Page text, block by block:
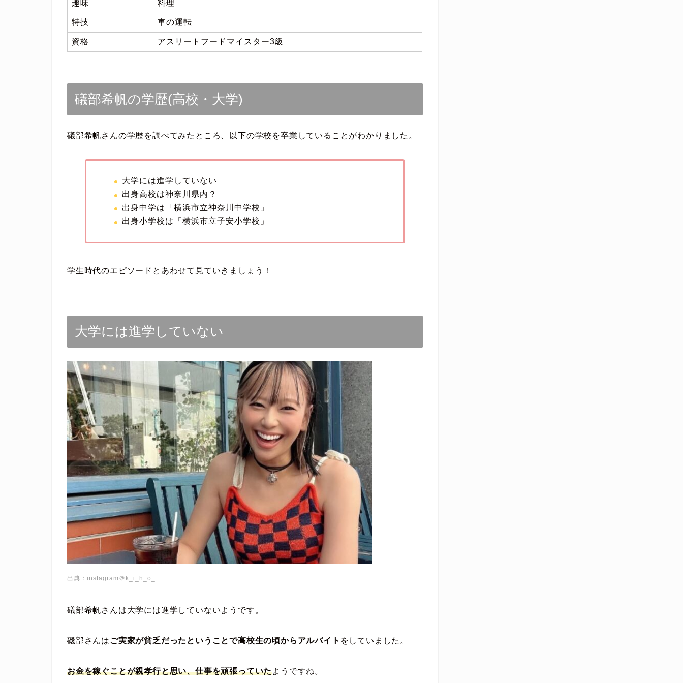
趣味 料理
特技 車の運転
資格 アスリートフードマイスター3級
礒部希帆の学歴(高校・大学)
礒部希帆さんの学歴を調べてみたところ、以下の学校を卒業していることがわかりました。
大学には進学していない
出身高校は神奈川県内？
出身中学は「横浜市立神奈川中学校」
出身小学校は「横浜市立子安小学校」
学生時代のエピソードとあわせて見ていきましょう！
大学には進学していない
出典：instagram＠k_i_h_o_
礒部希帆さんは大学には進学していないようです。
磯部さんはご実家が貧乏だったということで高校生の頃からアルバイト をしていました。
お金を稼ぐことが親孝行と思い、仕事を頑張っていたようですね。